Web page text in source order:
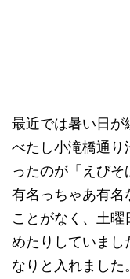
最近では暑い日が
べたし小滝橋通り
ったのが「えびそ
有名っちゃあ有名
ことがなく、土
めたりしていまし
なりと入れました。